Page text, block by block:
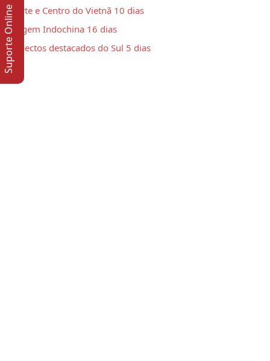
Norte e Centro do Vietnã 10 dias
Viagem Indochina 16 dias
Aspectos destacados do Sul 5 dias
Suporte Online